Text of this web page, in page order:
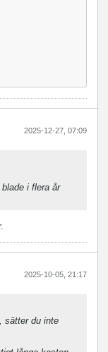
2025-12-27, 07:09
i flera år
2025-10-05, 21:17
sätter du inte